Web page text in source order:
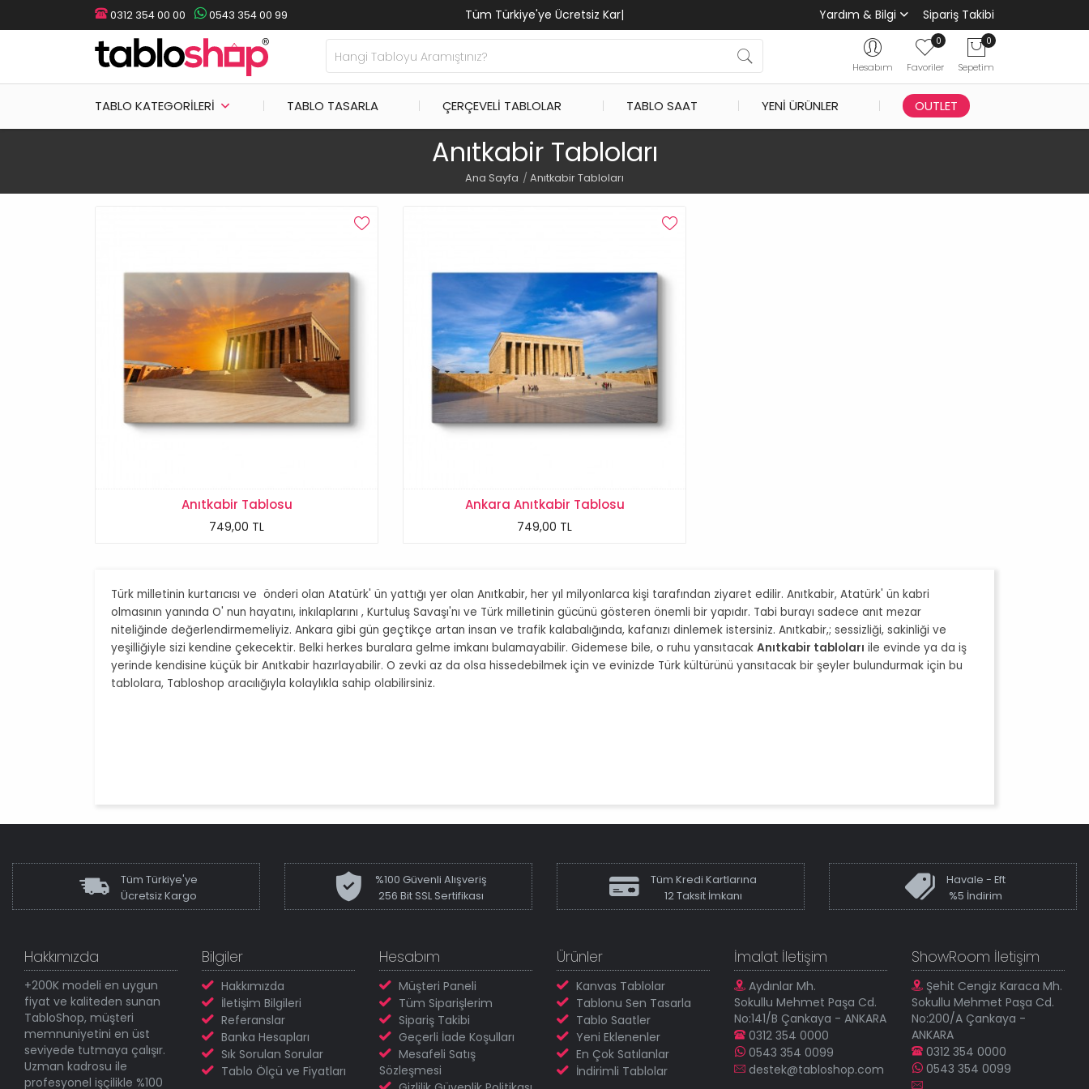
0312 354 00 00 0543 354 00 99 Tüm Türkiye'ye Ücretsiz Kargo Yardım & Bilgi Sipariş Takibi
Hesabım
0
Favoriler
0
Sepetim
TABLO KATEGORILERI TABLO TASARLA ÇERÇEVELI TABLOLAR TABLO SAAT YENI ÜRÜNLER OUTLET
Anıtkabir Tabloları
Ana Sayfa Anıtkabir Tabloları
Anıtkabir Tablosu
749,00 TL
Ankara Anıtkabir Tablosu
749,00 TL
Türk milletinin kurtarıcısı ve önderi olan Atatürk' ün yattığı yer olan Anıtkabir, her yıl milyonlarca kişi tarafından ziyaret edilir. Anıtkabir, Atatürk' ün kabri
olmasının yanında O' nun hayatını, inkılaplarını , Kurtuluş Savaşı'nı ve Türk milletinin gücünü gösteren önemli bir yapıdır. Tabi burayı sadece anıt mezar
niteliğinde değerlendirmemeliyiz. Ankara gibi gün geçtikçe artan insan ve trafik kalabalığında, kafanızı dinlemek istersiniz. Anıtkabir,; sessizliği, sakinliği ve
yeşilliğiyle sizi kendine çekecektir. Belki herkes buralara gelme imkanı bulamayabilir. Gidemese bile, o ruhu yansıtacak Anıtkabir tabloları ile evinde ya da iş
yerinde kendisine küçük bir Anıtkabir hazırlayabilir. O zevki az da olsa hissedebilmek için ve evinizde Türk kültürünü yansıtacak bir şeyler bulundurmak için bu
tablolara, Tabloshop aracılığıyla kolaylıkla sahip olabilirsiniz.
Tüm Türkiye'ye
Ücretsiz Kargo
%100 Güvenli Alışveriş
256 Bit SSL Sertifikası
Tüm Kredi Kartlarına
12 Taksit İmkanı
Havale - Eft
%5 İndirim
Hakkımızda
+200K modeli en uygun
fiyat ve kaliteden sunan
TabloShop, müşteri
memnuniyetini en üst
seviyede tutmaya çalışır.
Uzman kadrosu ile
profesyonel işçilikle %100
Bilgiler
Hakkımızda
İletişim Bilgileri
Referanslar
Banka Hesapları
Sık Sorulan Sorular
Tablo Ölçü ve Fiyatları
Hesabım
Müşteri Paneli
Tüm Siparişlerim
Sipariş Takibi
Geçerli İade Koşulları
Mesafeli Satış
Sözleşmesi
Ürünler
Kanvas Tablolar
Tablonu Sen Tasarla
Tablo Saatler
Yeni Eklenenler
En Çok Satılanlar
İndirimli Tablolar
İmalat İletişim
Aydınlar Mh.
Sokullu Mehmet Paşa Cd.
No:141/B Çankaya - ANKARA
0312 354 0000
0543 354 0099
destek@tabloshop.com
ShowRoom İletişim
Şehit Cengiz Karaca Mh.
Sokullu Mehmet Paşa Cd.
No:200/A Çankaya -
ANKARA
0312 354 0000
0543 354 0099